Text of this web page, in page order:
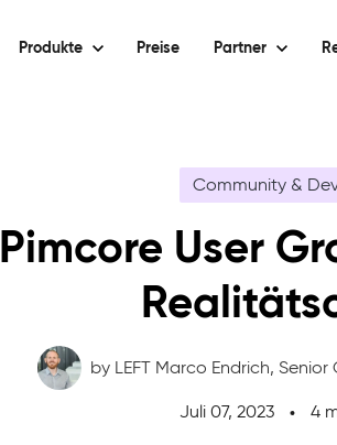
Produkte Preise Partner
Community &
Pimcore User
by LEFT Marco Endrich, Senior
Juli 07, 2023 4